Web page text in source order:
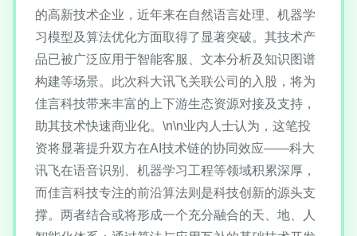
的高新技术企业，近年来在自然语言处理、机器学
习模型及算法优化方面取得了显著突破。其技术产
品已被广泛应用于智能客服、文本分析及知识图谱
构建等场景。此次科大讯飞关联公司的入股，将为
佳言科技带来丰富的上下游生态资源对接及支持，
助其技术快速商业化。\n\n业内人士认为，这笔投
资将显著提升双方在AI技术链的协同效应——科大
讯飞在语音识别、机器学习工程等领域积累深厚，
而佳言科技专注的前沿算法则是科技创新的源头支
撑。两者结合或将形成一个充分融合的天、地、人